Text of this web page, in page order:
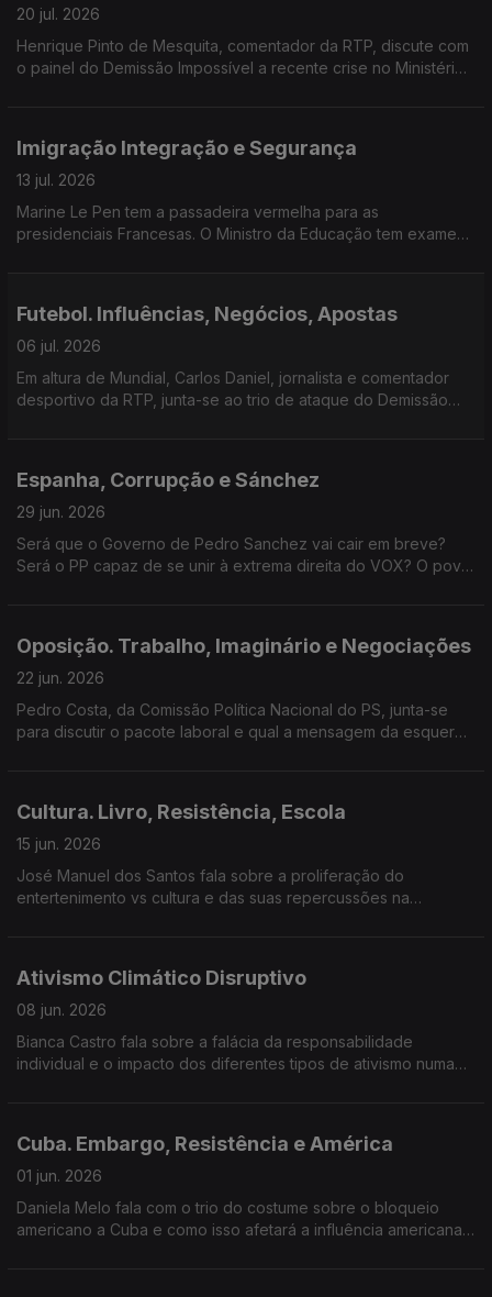
20 jul. 2026
Henrique Pinto de Mesquita, comentador da RTP, discute com
o painel do Demissão Impossível a recente crise no Ministério
Imigração Integração e Segurança
13 jul. 2026
Marine Le Pen tem a passadeira vermelha para as
presidenciais Francesas. O Ministro da Educação tem exames
Futebol. Influências, Negócios, Apostas
06 jul. 2026
Em altura de Mundial, Carlos Daniel, jornalista e comentador
desportivo da RTP, junta-se ao trio de ataque do Demissão
Espanha, Corrupção e Sánchez
29 jun. 2026
Será que o Governo de Pedro Sanchez vai cair em breve?
Será o PP capaz de se unir à extrema direita do VOX? O povo
Oposição. Trabalho, Imaginário e Negociações
22 jun. 2026
Pedro Costa, da Comissão Política Nacional do PS, junta-se
para discutir o pacote laboral e qual a mensagem da esquerda
Cultura. Livro, Resistência, Escola
15 jun. 2026
José Manuel dos Santos fala sobre a proliferação do
entertenimento vs cultura e das suas repercussões na
Ativismo Climático Disruptivo
08 jun. 2026
Bianca Castro fala sobre a falácia da responsabilidade
individual e o impacto dos diferentes tipos de ativismo numa
Cuba. Embargo, Resistência e América
01 jun. 2026
Daniela Melo fala com o trio do costume sobre o bloqueio
americano a Cuba e como isso afetará a influência americana